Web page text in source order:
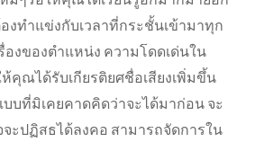
งทำแข่งกับเวลาที่กระชั้นเข้ามาทุก
งของตำแหน่ง ความโดดเด่นใน
คุณได้รับเกียรติยศชื่อเสียงเพิ่มขึ้น
บที่มิเคยคาดคิดว่าจะได้มาก่อน จะ
ะปฏิสธได้ลงคอ สามารถจัดการใน